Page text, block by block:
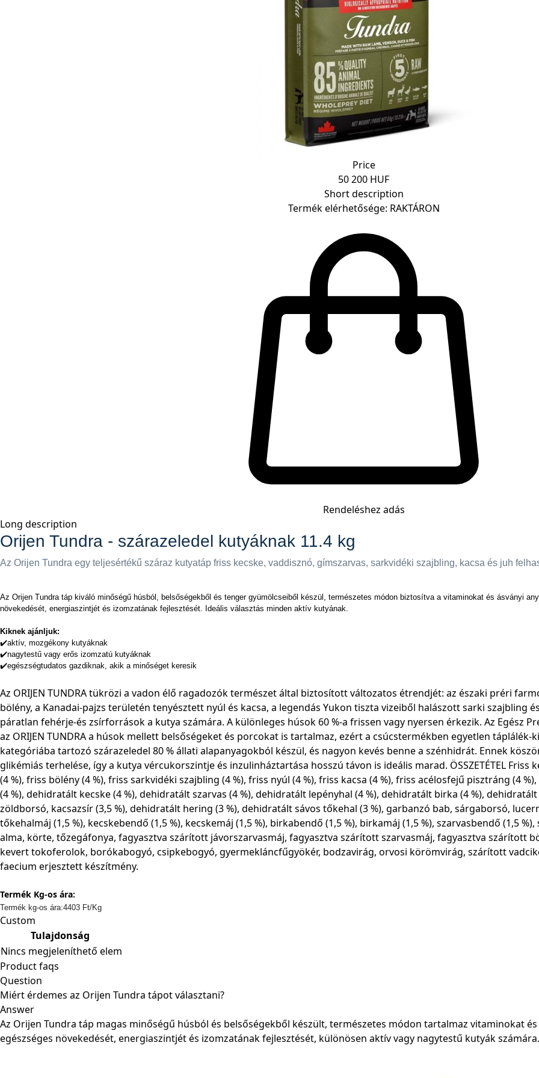
Price
50 200 HUF
Short description
Termék elérhetősége: RAKTÁRON
Rendeléshez adás
Long description
Orijen Tundra - szárazeledel kutyáknak 11.4 kg
Az Orijen Tundra egy teljesértékű száraz kutyatáp friss kecske, vaddisznó, gímszarvas, sarkvidéki szajbling, kacsa és juh
Az Orijen Tundra táp kiváló minőségű húsból, belsőségekből és tenger gyümölcseiből készül, természetes módon biztosítva a vitaminokat és ásványi
növekedését, energiaszintjét és izomzatának fejlesztését. Ideális választás minden aktív kutyának.
Kiknek ajánljuk:
✔️aktív, mozgékony kutyáknak
✔️nagytestű vagy erős izomzatú kutyáknak
✔️egészségtudatos gazdiknak, akik a minőséget keresik
Az ORIJEN TUNDRA tükrözi a vadon élő ragadozók természet által biztosított változatos étrendjét: az északi préri
bölény, a Kanadai-pajzs területén tenyésztett nyúl és kacsa, a legendás Yukon tiszta vizeiből halászott sarki szajbling
páratlan fehérje-és zsírforrások a kutya számára. A különleges húsok 60 %-a frissen vagy nyersen érkezik. Az Egész
az ORIJEN TUNDRA a húsok mellett belsőségeket és porcokat is tartalmaz, ezért a csúcstermékben egyetlen
kategóriába tartozó szárazeledel 80 % állati alapanyagokból készül, és nagyon kevés benne a szénhidrát. Ennek
glikémiás terhelése, így a kutya vércukorszintje és inzulinháztartása hosszú távon is ideális marad. ÖSSZETÉTEL Friss
(4 %), friss bölény (4 %), friss sarkvidéki szajbling (4 %), friss nyúl (4 %), friss kacsa (4 %), friss acélosfejű pisztráng (4
(4 %), dehidratált kecske (4 %), dehidratált szarvas (4 %), dehidratált lepényhal (4 %), dehidratált birka (4 %),
zöldborsó, kacsazsír (3,5 %), dehidratált hering (3 %), dehidratált sávos tőkehal (3 %), garbanzó bab, sárgaborsó,
tőkehalmáj (1,5 %), kecskebendő (1,5 %), kecskemáj (1,5 %), birkabendő (1,5 %), birkamáj (1,5 %), szarvasbendő (1,5
alma, körte, tőzegáfonya, fagyasztva szárított jávorszarvasmáj, fagyasztva szárított szarvasmáj, fagyasztva szárított
kevert tokoferolok, borókabogyó, csipkebogyó, gyermekláncfűgyökér, bodzavirág, orvosi körömvirág, szárított
faecium erjesztett készítmény.
Termék Kg-os ára:
Termék kg-os ára:4403 Ft/Kg
Custom
Tulajdonság
Nincs megjeleníthető elem
Product faqs
Question
Miért érdemes az Orijen Tundra tápot választani?
Answer
Az Orijen Tundra táp magas minőségű húsból és belsőségekből készült, természetes módon tartalmaz vitaminokat
egészséges növekedését, energiaszintjét és izomzatának fejlesztését, különösen aktív vagy nagytestű kutyák számára.